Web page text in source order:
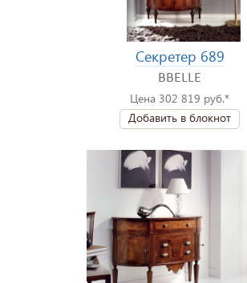
Секретер 689
BBELLE
Цена 302 819 руб.*
Добавить в блокнот